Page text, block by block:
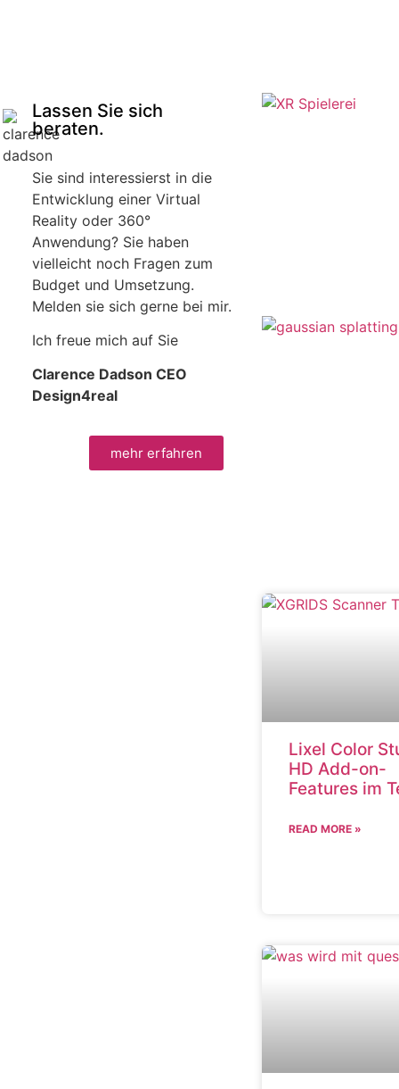
Lassen Sie sich
beraten.
Sie sind interessierst in die
Entwicklung einer Virtual
Reality oder 360°
Anwendung? Sie haben
vielleicht noch Fragen zum
Budget und Umsetzung.
Melden sie sich gerne bei mir.
Ich freue mich auf Sie
Clarence Dadson CEO
Design4real
mehr erfahren
Lixel Color
HD Add-on-
Features im
READ MORE »